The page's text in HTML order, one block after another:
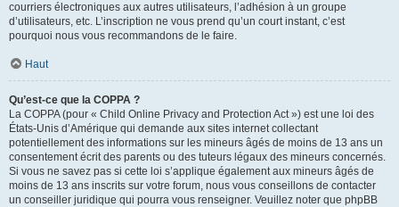
courriers électroniques aux autres utilisateurs, l’adhésion à un groupe
d’utilisateurs, etc. L’inscription ne vous prend qu’un court instant, c’est
pourquoi nous vous recommandons de le faire.
Haut
Qu’est-ce que la COPPA ?
La COPPA (pour « Child Online Privacy and Protection Act ») est une loi des
États-Unis d’Amérique qui demande aux sites internet collectant
potentiellement des informations sur les mineurs âgés de moins de 13 ans un
consentement écrit des parents ou des tuteurs légaux des mineurs concernés.
Si vous ne savez pas si cette loi s’applique également aux mineurs âgés de
moins de 13 ans inscrits sur votre forum, nous vous conseillons de contacter
un conseiller juridique qui pourra vous renseigner. Veuillez noter que phpBB